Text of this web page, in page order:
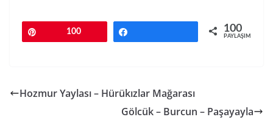
100 100
PAYLAŞIMLAR
Hozmur Yaylası – Hürükızlar Mağarası
Gölcük – Burcun – Paşayayla